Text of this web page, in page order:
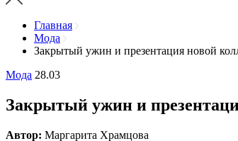
Главная
Мода
Закрытый ужин и презентация новой
Мода 28.03
Закрытый ужин и
Автор: Маргарита Храмцова